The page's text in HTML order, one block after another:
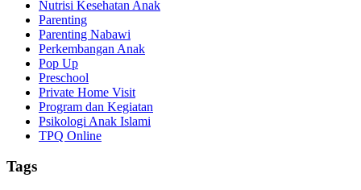
Nutrisi Kesehatan Anak
Parenting
Parenting Nabawi
Perkembangan Anak
Pop Up
Preschool
Private Home Visit
Program dan Kegiatan
Psikologi Anak Islami
TPQ Online
Tags